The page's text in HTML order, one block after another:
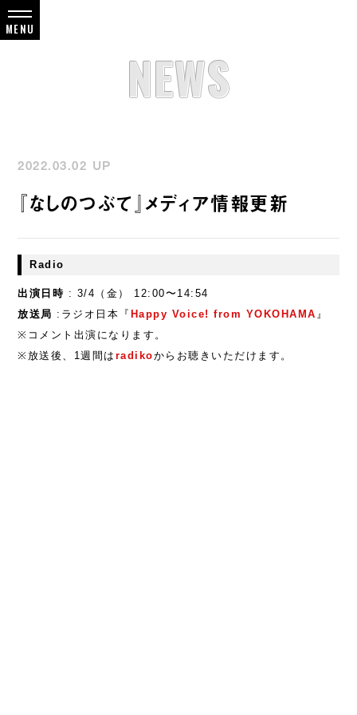
NEWS
2022.03.02 UP
『なしのつぶて』メディア情報更新
Radio
出演日時 : 3/4（金） 12:00〜14:54
放送局 :ラジオ日本『 Happy Voice! from YOKOHAMA 』
※コメント出演になります。
※放送後、1週間は radikoからお聴きいただけます。